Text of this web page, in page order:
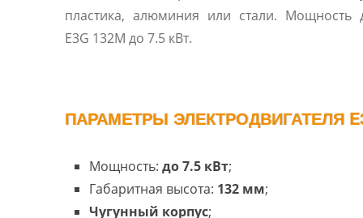
пластика, алюминия или стали. Мощность
E3G 132M до 7.5 кВт.
ПАРАМЕТРЫ ЭЛЕКТРОДВИГАТЕЛЯ
Мощность: до 7.5 кВт;
Габаритная высота: 132 мм;
Чугунный корпус;